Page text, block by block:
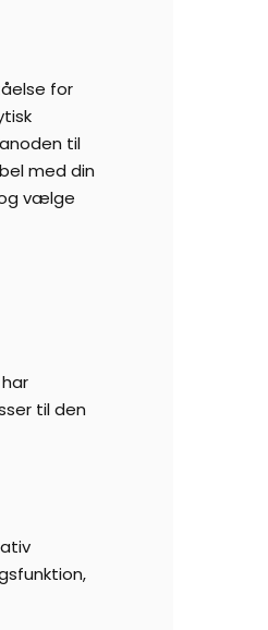
for
til
med din
vælge
til den